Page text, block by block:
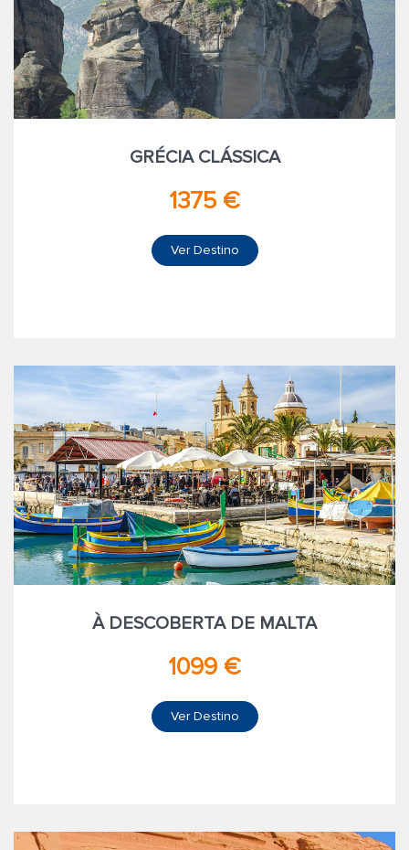
GRÉCIA CLÁSSICA
1375 €
Ver Destino
À DESCOBERTA DE MALTA
1099 €
Ver Destino